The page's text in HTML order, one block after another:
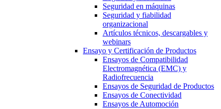
Seguridad en máquinas
Seguridad y fiabilidad
organizacional
Artículos técnicos, descargables y
webinars
Ensayo y Certificación de Productos
Ensayos de Compatibilidad
Electromagnética (EMC) y
Radiofrecuencia
Ensayos de Seguridad de Productos
Ensayos de Conectividad
Ensayos de Automoción